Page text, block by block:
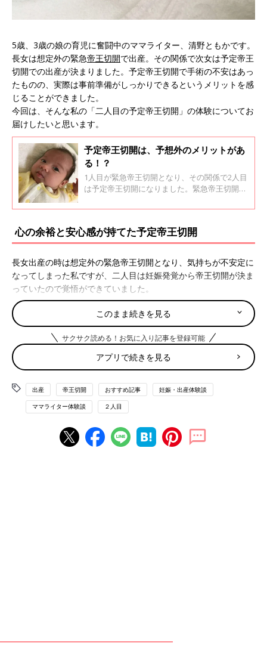
5歳、3歳の娘の育児に奮闘中のママライター、清野ともかです。
長女は想定外の緊急帝王切開で出産。その関係で次女は予定帝王
切開での出産が決まりました。予定帝王切開で手術の不安はあっ
たものの、実際は事前準備がしっかりできるというメリットを感
じることができました。
今回は、そんな私の「二人目の予定帝王切開」の体験についてお
届けしたいと思います。
予定帝王切開は、予想外のメリットがあ
る！？
1人目が緊急帝王切開となり、その関係で2人目
は予定帝王切開になりました。緊急帝王切開と
心持ちの違いです。手術日が決まるまでの待ち
由、そして、息子が私を独り占めできた最後の
14日間をどう過ごしたかなどをお伝えします。
心の余裕と安心感が持てた予定帝王切開
長女出産の時は想定外の緊急帝王切開となり、気持ちが不安定に
なってしまった私ですが、二人目は妊娠発覚から帝王切開が決ま
っていたので覚悟ができていました。
一度帝王切開を体験していたため、手術はどのように進むのか、
傷の痛みや体の回復していく様子などは何となく想像でき、不安
は最小限に抑えることができました。
予定帝王切開は、医師により出産日を前もって決めてもらえるの
の私でも、「いつ出産になるかわからない、長女は誰に預けよ
う？」という心配を感じることなく過ごすことができました。
そのため、「予定帝王切開には事前準備がしっかりできるという
メリットがあるな」と、気付いてからは、心に余裕を持って妊婦
このまま続きを見る
サクサク読める！お気に入り記事を登録可能
アプリで続きを見る
出産 帝王切開 おすすめ記事 妊娠・出産体験談
ママライター体験談 ２人目